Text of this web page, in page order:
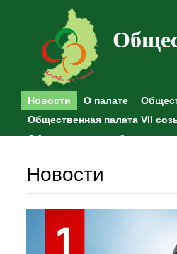
Новости О палате
Общественная палата VII
Общественные наблюдения
Новости